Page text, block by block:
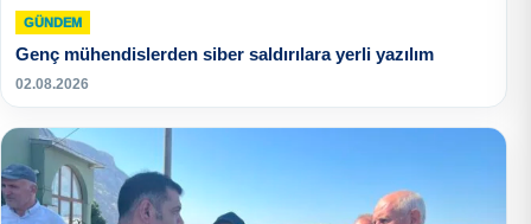
GÜNDEM
Genç mühendislerden siber saldırılara yerli yazılım
02.08.2026